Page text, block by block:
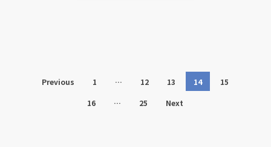
Previous 1 … 12 13 14 15
16 … 25 Next